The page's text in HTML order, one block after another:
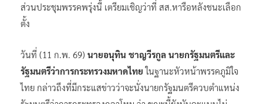
ส่วนประชุมพรรคพรุ่งนี้ เตรียมเชิญว่าที่ สส.หารือหลังชนะเลือก
ตั้ง
วันที่ (11 ก.พ. 69) นายอนุทิน ชาญวีรกูล นายกรัฐมนตรีและ
รัฐมนตรีว่าการกระทรวงมหาดไทย ในฐานะหัวหน้าพรรคภูมิใจ
ไทย กล่าวถึงที่มีกระแสข่าวว่าจะนั่งนายกรัฐมนตรีควบตำแหน่ง